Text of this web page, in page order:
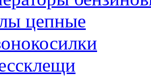
цепные